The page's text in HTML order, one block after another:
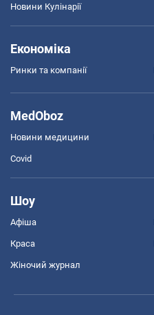
Новини Кулінарії
Економіка
Ринки та компанії
MedOboz
Новини медицини
Covid
Шоу
Афіша
Краса
Жіночий журнал